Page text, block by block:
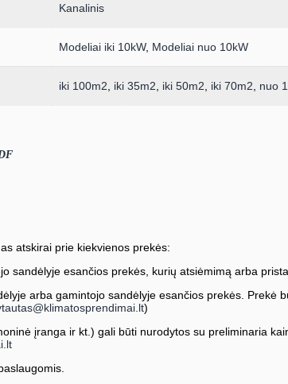
Kanalinis
Modeliai iki 10kW, Modeliai nuo 10kW
iki 100m2 iki 35m2 iki 50m2 iki 70m2 nuo
atskirai prie kiekvienos prekės:
sandėlyje esančios prekės, kurių atsiėmimą arba
arba gamintojo sandėlyje esančios prekės. Prekė
)
įranga ir kt.) gali būti nurodytos su preliminaria